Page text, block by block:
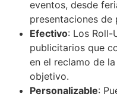
eventos, desde
presentaciones de
Efectivo: Los Roll-
publicitarios que
en el reclamo de
objetivo.
Personalizable: